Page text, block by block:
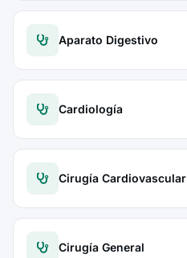
Aparato Digestivo
Cardiología
Cirugía Cardiovascular
Cirugía General